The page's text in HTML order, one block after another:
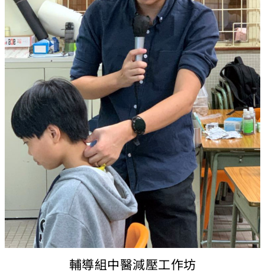
輔導組中醫減壓工作坊